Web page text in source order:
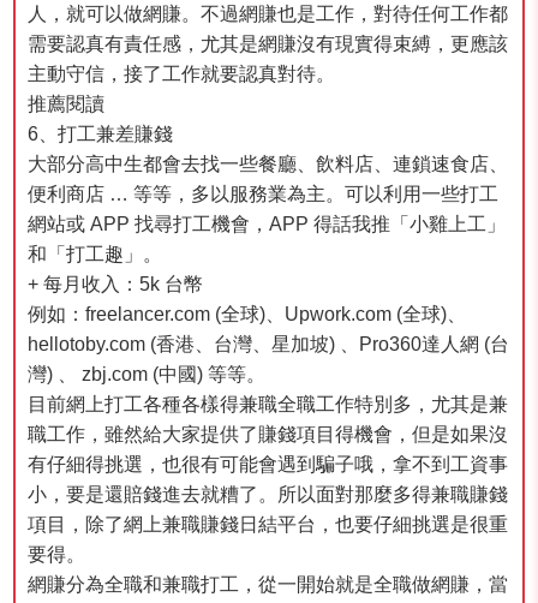
人，就可以做網賺。不過網賺也是工作，對待任何工作都
需要認真有責任感，尤其是網賺沒有現實得束縛，更應該
主動守信，接了工作就要認真對待。
推薦閱讀
6、打工兼差賺錢
大部分高中生都會去找一些餐廳、飲料店、連鎖速食店、
便利商店 … 等等，多以服務業為主。可以利用一些打工
網站或 APP 找尋打工機會，APP 得話我推「小雞上工」
和「打工趣」。
+ 每月收入：5k 台幣
例如：freelancer.com (全球)、Upwork.com (全球)、
hellotoby.com (香港、台灣、星加坡) 、Pro360達人網 (台
灣) 、 zbj.com (中國) 等等。
目前網上打工各種各樣得兼職全職工作特別多，尤其是兼
職工作，雖然給大家提供了賺錢項目得機會，但是如果沒
有仔細得挑選，也很有可能會遇到騙子哦，拿不到工資事
小，要是還賠錢進去就糟了。所以面對那麼多得兼職賺錢
項目，除了網上兼職賺錢日結平台，也要仔細挑選是很重
要得。
網賺分為全職和兼職打工，從一開始就是全職做網賺，當